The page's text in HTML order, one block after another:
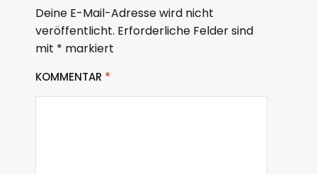
Deine E-Mail-Adresse wird nicht
veröffentlicht. Erforderliche Felder sind
mit * markiert
KOMMENTAR *